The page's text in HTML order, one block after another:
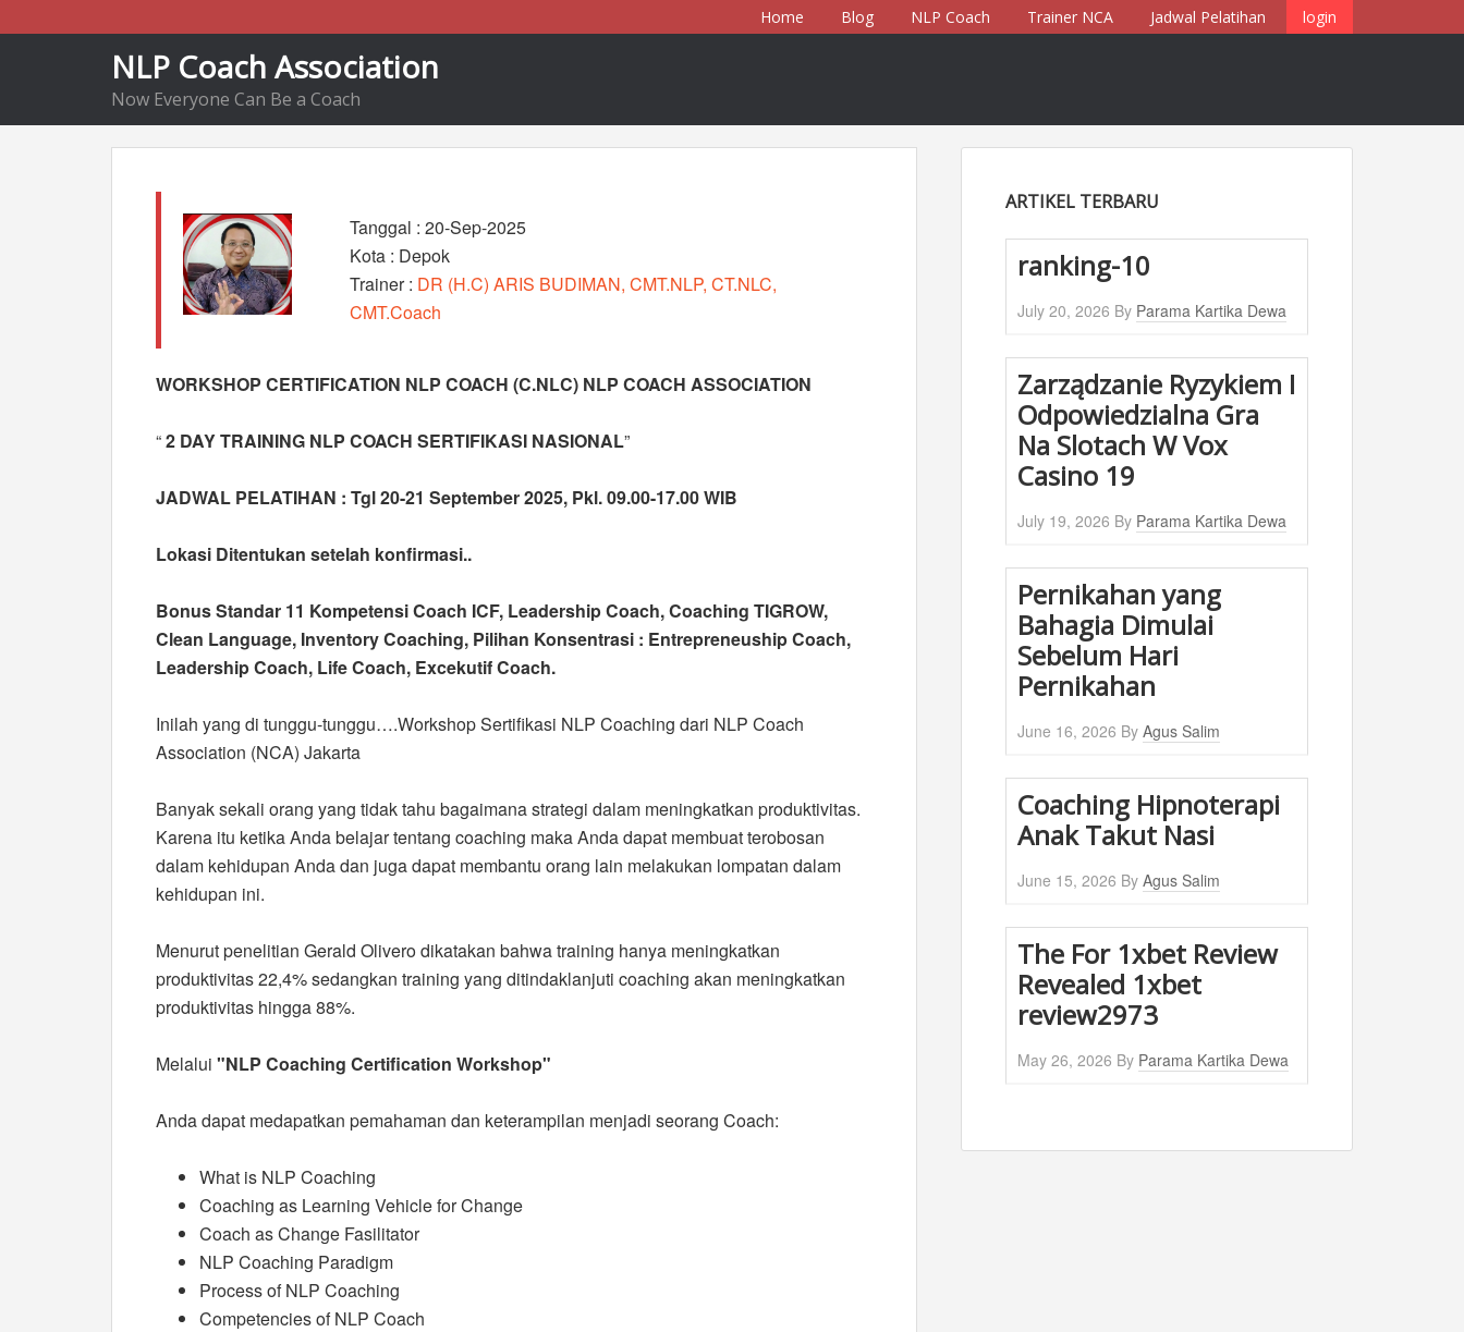
Home Blog NLP Coach Trainer NCA Jadwal Pelatihan login
NLP Coach Association
Now Everyone Can Be a Coach
Tanggal : 20-Sep-2025
Kota : Depok
Trainer : DR (H.C) ARIS BUDIMAN, CMT.NLP, CT.NLC,
CMT.Coach
WORKSHOP CERTIFICATION NLP COACH (C.NLC) NLP COACH ASSOCIATION
“2 DAY TRAINING NLP COACH SERTIFIKASI NASIONAL”
JADWAL PELATIHAN : Tgl 20-21 September 2025, Pkl. 09.00-17.00 WIB
Lokasi Ditentukan setelah konfirmasi..
Bonus Standar 11 Kompetensi Coach ICF, Leadership Coach, Coaching TIGROW,
Clean Language, Inventory Coaching, Pilihan Konsentrasi : Entrepreneuship Coach,
Leadership Coach, Life Coach, Excekutif Coach.
Inilah yang di tunggu-tunggu….Workshop Sertifikasi NLP Coaching dari NLP Coach
Association (NCA) Jakarta
Banyak sekali orang yang tidak tahu bagaimana strategi dalam meningkatkan produktivitas.
Karena itu ketika Anda belajar tentang coaching maka Anda dapat membuat terobosan
dalam kehidupan Anda dan juga dapat membantu orang lain melakukan lompatan dalam
kehidupan ini.
Menurut penelitian Gerald Olivero dikatakan bahwa training hanya meningkatkan
produktivitas 22,4% sedangkan training yang ditindaklanjuti coaching akan meningkatkan
produktivitas hingga 88%.
Melalui "NLP Coaching Certification Workshop"
Anda dapat medapatkan pemahaman dan keterampilan menjadi seorang Coach:
What is NLP Coaching
Coaching as Learning Vehicle for Change
Coach as Change Fasilitator
NLP Coaching Paradigm
Process of NLP Coaching
Competencies of NLP Coach
ARTIKEL TERBARU
ranking-10
July 20, 2026 By Parama Kartika Dewa
Zarządzanie Ryzykiem I
Odpowiedzialna Gra
Na Slotach W Vox
Casino 19
July 19, 2026 By Parama Kartika Dewa
Pernikahan yang
Bahagia Dimulai
Sebelum Hari
Pernikahan
June 16, 2026 By Agus Salim
Coaching Hipnoterapi
Anak Takut Nasi
June 15, 2026 By Agus Salim
The For 1xbet Review
Revealed 1xbet
review2973
May 26, 2026 By Parama Kartika Dewa